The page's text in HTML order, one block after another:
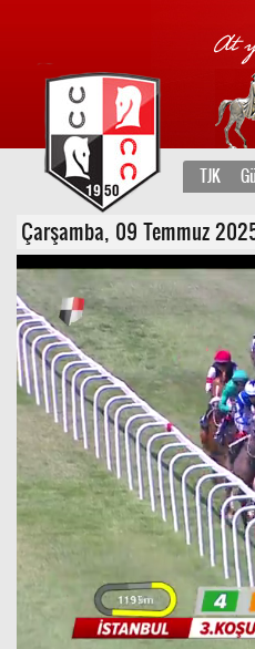
TJK
Çarşamba, 09 Temmuz